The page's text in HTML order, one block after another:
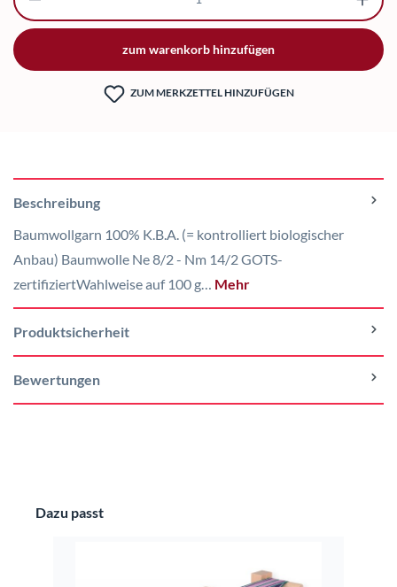
zum warenkorb hinzufügen
ZUM MERKZETTEL HINZUFÜGEN
Beschreibung
Baumwollgarn 100% K.B.A. (= kontrolliert biologischer
Anbau) Baumwolle Ne 8/2 - Nm 14/2 GOTS-
zertifiziertWahlweise auf 100 g… Mehr
Produktsicherheit
Bewertungen
Produktgalerie überspringen
Dazu passt